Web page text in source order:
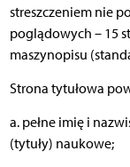
streszczeniem nie
poglądowych – 15
maszynopisu
Strona tytułowa
a. pełne imię i
(tytuły) naukowe;